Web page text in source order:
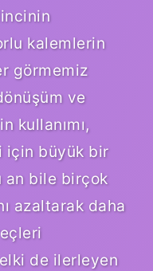
kalemlerin
görmemiz
ve
kullanımı,
için büyük bir
an bile birçok
azaltarak daha
de ilerleyen